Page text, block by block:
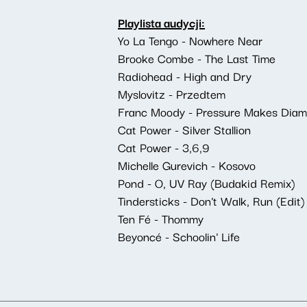
Playlista audycji:
Yo La Tengo - Nowhere Near
Brooke Combe - The Last Time
Radiohead - High and Dry
Myslovitz - Przedtem
Franc Moody - Pressure Makes
Cat Power - Silver Stallion
Cat Power - 3,6,9
Michelle Gurevich - Kosovo
Pond - O, UV Ray (Budakid Remix)
Tindersticks - Don't Walk, Run (Edit)
Ten Fé - Thommy
Beyoncé - Schoolin' Life